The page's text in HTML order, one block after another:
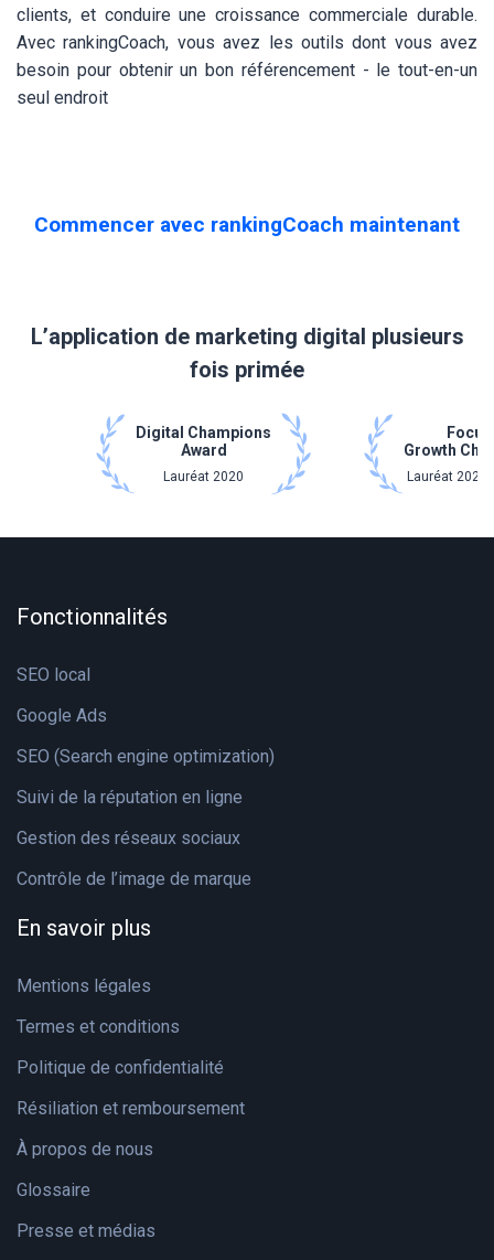
clients, et conduire une croissance commerciale durable.
Avec rankingCoach, vous avez les outils dont vous avez
besoin pour obtenir un bon référencement - le tout-en-un
seul endroit
Commencer avec rankingCoach maintenant
L’application de marketing digital plusieurs
fois primée
Digital Champions
Award
Lauréat 2020
Focus
Growth
Lauréat 2021
Fonctionnalités
SEO local
Google Ads
SEO (Search engine optimization)
Suivi de la réputation en ligne
Gestion des réseaux sociaux
Contrôle de l’image de marque
En savoir plus
Mentions légales
Termes et conditions
Politique de confidentialité
Résiliation et remboursement
À propos de nous
Glossaire
Presse et médias